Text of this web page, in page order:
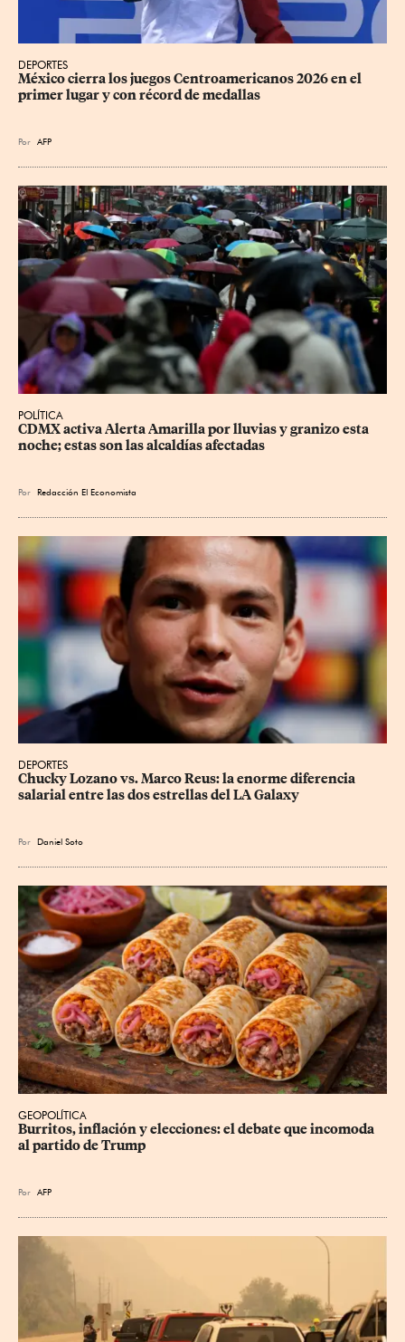
DEPORTES
México cierra los juegos Centroamericanos 2026 en el
primer lugar y con récord de medallas
Por AFP
POLÍTICA
CDMX activa Alerta Amarilla por lluvias y granizo esta
noche; estas son las alcaldías afectadas
Por Redacción El Economista
DEPORTES
Chucky Lozano vs. Marco Reus: la enorme diferencia
salarial entre las dos estrellas del LA Galaxy
Por Daniel Soto
GEOPOLÍTICA
Burritos, inflación y elecciones: el debate que incomoda
al partido de Trump
Por AFP